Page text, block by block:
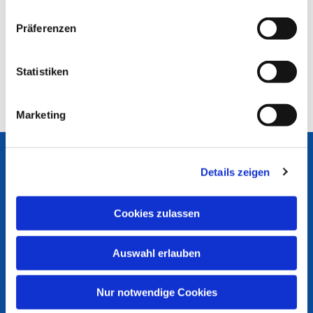
Präferenzen
Statistiken
Marketing
Details zeigen
Cookies zulassen
Auswahl erlauben
Nur notwendige Cookies
ev-kirche-bottrop@ekvw.de
Unsere Gemeinde